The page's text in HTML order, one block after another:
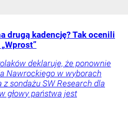
drugą kadencję? Tak ocenili
deklaruje, że ponownie
Nawrockiego w wyborach
sondażu SW Research dla
głowy państwa jest